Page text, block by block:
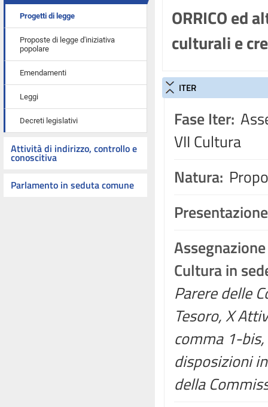
Progetti di legge
Proposte di legge d'iniziativa
popolare
Emendamenti
Leggi
Decreti legislativi
Attività di indirizzo, controllo e
conoscitiva
Parlamento in seduta comune
ORRICO ed
culturali e
ITER
Fase Iter:
VII Cultura
Natura:
Assegnazione
Cultura in
Parere delle
Tesoro, X
comma 1-
disposizioni
della